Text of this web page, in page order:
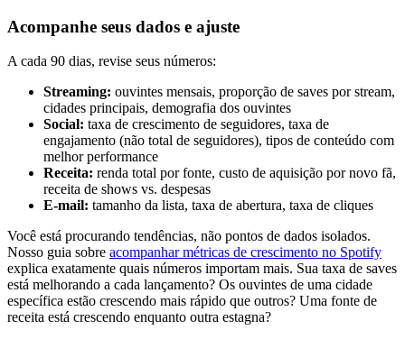
Acompanhe seus dados e ajuste
A cada 90 dias, revise seus números:
Streaming: ouvintes mensais, proporção de saves por stream,
cidades principais, demografia dos ouvintes
Social: taxa de crescimento de seguidores, taxa de
engajamento (não total de seguidores), tipos de conteúdo com
melhor performance
Receita: renda total por fonte, custo de aquisição por novo fã,
receita de shows vs. despesas
E-mail: tamanho da lista, taxa de abertura, taxa de cliques
Você está procurando tendências, não pontos de dados isolados.
Nosso guia sobre acompanhar métricas de crescimento no Spotify
explica exatamente quais números importam mais. Sua taxa de saves
está melhorando a cada lançamento? Os ouvintes de uma cidade
específica estão crescendo mais rápido que outros? Uma fonte de
receita está crescendo enquanto outra estagna?